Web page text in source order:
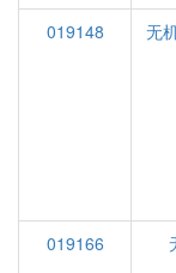
019148
无
019166